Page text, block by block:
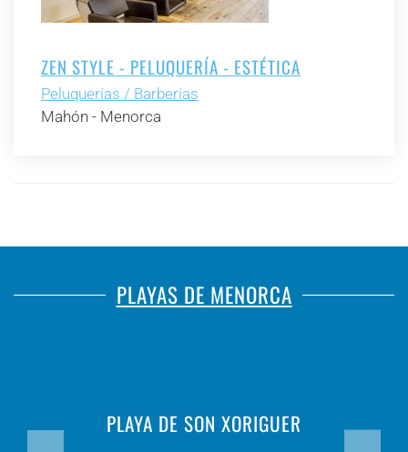
ZEN STYLE - PELUQUERÍA - ESTÉTICA
Peluquerías / Barberías
Mahón - Menorca
PLAYAS DE MENORCA
PLAYA DE SON XORIGUER